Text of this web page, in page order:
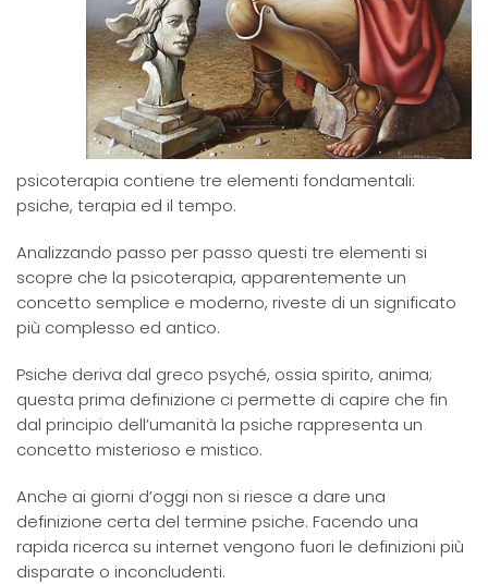
psicoterapia contiene tre elementi fondamentali:
psiche, terapia ed il tempo.
Analizzando passo per passo questi tre elementi si
scopre che la psicoterapia, apparentemente un
concetto semplice e moderno, riveste di un significato
più complesso ed antico.
Psiche deriva dal greco psyché, ossia spirito, anima;
questa prima definizione ci permette di capire che fin
dal principio dell’umanità la psiche rappresenta un
concetto misterioso e mistico.
Anche ai giorni d’oggi non si riesce a dare una
definizione certa del termine psiche. Facendo una
rapida ricerca su internet vengono fuori le definizioni più
disparate o inconcludenti.